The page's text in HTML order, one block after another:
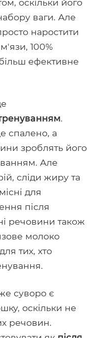
оскільки його
ваги. Але
наростити
100%
ефективне
.
спалено, а
зроблять його
Але
сліди жиру та
для
після
речовини також
молоко
тих, хто
суворо є
оскільки не
речовин.